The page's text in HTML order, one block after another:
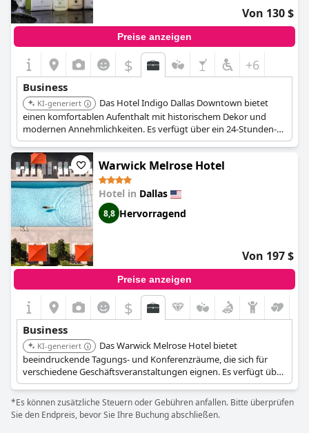
Von 130 $
Preise anzeigen
$ +6
Business
KI-generiert
Das Hotel Indigo Dallas Downtown bietet
einen komfortablen Aufenthalt mit historischem Dekor und
modernen Annehmlichkeiten. Es verfügt über ein 24-Stunden-
Fitnesscenter und Business-Services.
Warwick Melrose Hotel
Hotel in Dallas
8,8 Hervorragend
Von 197 $
Preise anzeigen
$
Business
KI-generiert
Das Warwick Melrose Hotel bietet
beeindruckende Tagungs- und Konferenzräume, die sich für
verschiedene Geschäftsveranstaltungen eignen. Es verfügt über
den Turtle Creek Grand Ballroom und den Crystal Ballroom, die
Firmenveranstaltungen für bis zu 500 Gäste aufnehmen
können.
*Es können zusätzliche Steuern oder Gebühren anfallen. Bitte überprüfen
Sie den Endpreis, bevor Sie Ihre Buchung abschließen.